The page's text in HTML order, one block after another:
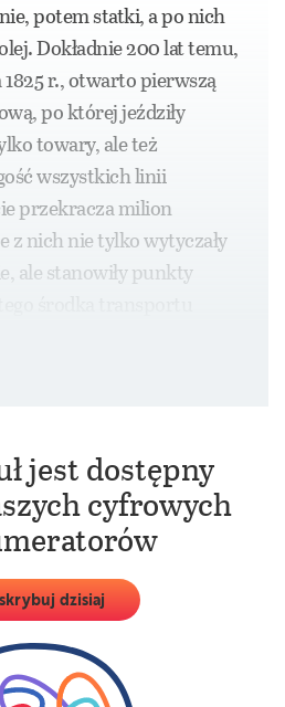
potem statki, a po nich
Dokładnie 200 lat temu,
r., otwarto pierwszą
po której jeździły
towary, ale też
wszystkich linii
przekracza milion
nich nie tylko wytyczały
ale stanowiły punkty
jest dostępny
cyfrowych
dzisiaj